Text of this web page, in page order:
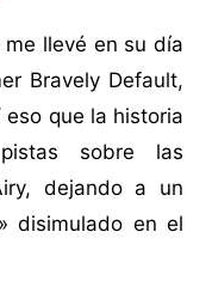
llevé en su día
Bravely Default,
eso que la historia
sobre las
dejando a un
disimulado en el